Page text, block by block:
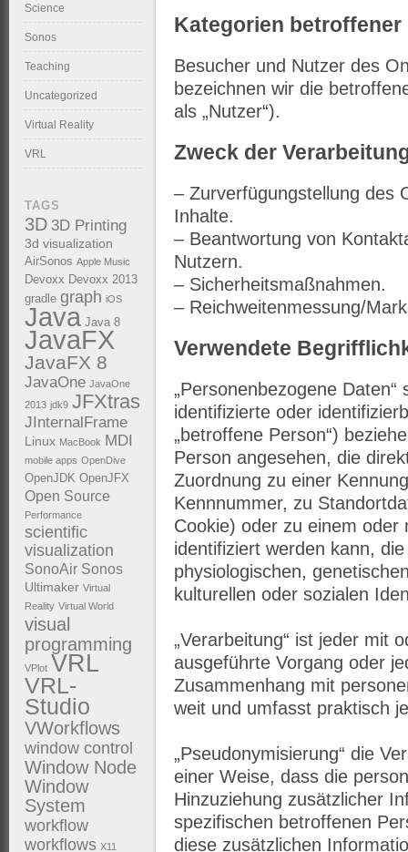
Kategorien betroffener
Besucher und Nutzer des
bezeichnen wir die
als „Nutzer“).
Zweck der
– Zurverfügungstellung des
Inhalte.
– Beantwortung von
Nutzern.
– Sicherheitsmaßnahmen.
– Reichweitenmessung/
Verwendete
„Personenbezogene
identifizierte oder
„betroffene Person“)
Person angesehen, die
Zuordnung zu einer
Kennnummer, zu
Cookie) oder zu einem
identifiziert werden kann,
physiologischen,
kulturellen oder sozialen
„Verarbeitung“ ist jeder mit
ausgeführte Vorgang oder
Zusammenhang mit
weit und umfasst praktisch
„Pseudonymisierung“ die
einer Weise, dass die
Hinzuziehung zusätzlicher
spezifischen betroffenen
diese zusätzlichen
Science
Sonos
Teaching
Uncategorized
Virtual Reality
VRL
TAGS
3D 3D Printing
3d visualization
AirSonos Apple Music
Devoxx Devoxx 2013
gradle graph iOS
Java Java 8
JavaFX
JavaFX 8
JavaOne JavaOne
2013 jdk9 JFXtras
JInternalFrame
Linux MacBook MDI
mobile apps OpenDive
OpenJDK OpenJFX
Open Source
Performance
scientific
visualization
SonoAir Sonos
Ultimaker Virtual
Reality Virtual World
visual
programming
VPlot VRL
VRL-
Studio
VWorkflows
window control
Window Node
Window
System
workflow
workflows X11